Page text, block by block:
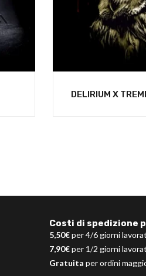
DELIRIUM X
Costi di spedizione
5,50€per 4/6 giorni
7,90€per 1/2 giorni
Gratuita per ordini